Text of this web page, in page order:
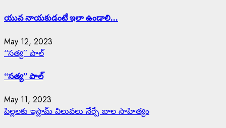
యువ నాయకుడంటే ఇలా ఉండాలి…
May 12, 2023
‘‘సత్య’’ పాల్
‘‘సత్య’’ పాల్
May 11, 2023
పిల్లలకు ఇస్లామ్ విలువలు నేర్పే బాల సాహిత్యం